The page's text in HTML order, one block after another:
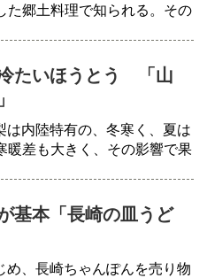
た郷土料理で知られる。その
たいほうとう 「山
は内陸特有の、冬寒く、夏は
暖差も大きく、その影響で果
基本「長崎の皿うど
め、長崎ちゃんぽんを売り物